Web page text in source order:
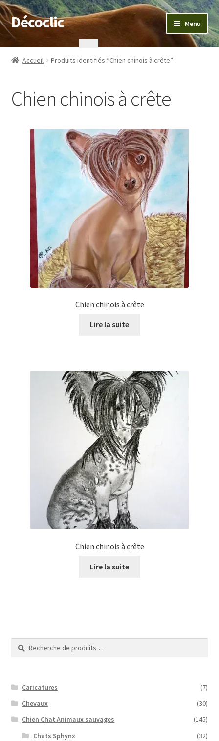
Aller
à
navigation
Aller
au
Décoclic Menu
Accueil
Commande
Mentions légales
Mon compte
WPMS HTML Sitemap
Accueil Produits identifiés “Chien chinois à crête”
Chien chinois à crête
Chien chinois à crête
Lire la suite
Chien chinois à crête
Lire la suite
Recherche
pour :
Recherche
Caricatures
(7)
Chevaux
(30)
Chien Chat Animaux sauvages
(145)
Chats Sphynx
(32)